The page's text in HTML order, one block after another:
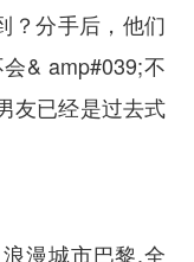
？分手后，他们
& amp#039;不
友已经是过去式
漫城市巴黎.全